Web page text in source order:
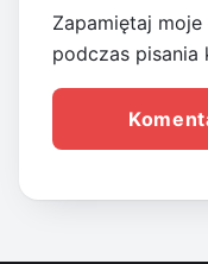
Zapamiętaj
podczas pisania